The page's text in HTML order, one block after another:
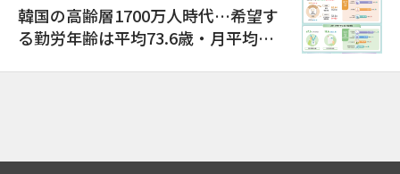
韓国の高齢層1700万人時代…希望す
る勤労年齢は平均73.6歳・月平均賃